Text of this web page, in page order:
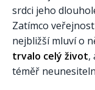
srdci jeho
Zatímco
nejbližší mluví o
trvalo celý život,
téměř